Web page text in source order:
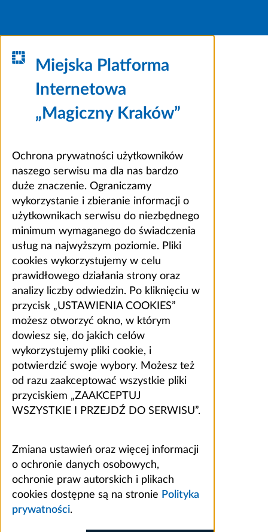
Miejska Platforma
Internetowa
„Magiczny Kraków”
Ochrona prywatności użytkowników
naszego serwisu ma dla nas bardzo
duże znaczenie. Ograniczamy
wykorzystanie i zbieranie informacji o
użytkownikach serwisu do niezbędnego
minimum wymaganego do świadczenia
usług na najwyższym poziomie. Pliki
cookies wykorzystujemy w celu
prawidłowego działania strony oraz
analizy liczby odwiedzin. Po kliknięciu w
przycisk „USTAWIENIA COOKIES”
możesz otworzyć okno, w którym
dowiesz się, do jakich celów
wykorzystujemy pliki cookie, i
potwierdzić swoje wybory. Możesz też
od razu zaakceptować wszystkie pliki
przyciskiem „ZAAKCEPTUJ
WSZYSTKIE I PRZEJDŹ DO SERWISU”.
Zmiana ustawień oraz więcej informacji
o ochronie danych osobowych,
ochronie praw autorskich i plikach
cookies dostępne są na stronie Polityka
prywatności.